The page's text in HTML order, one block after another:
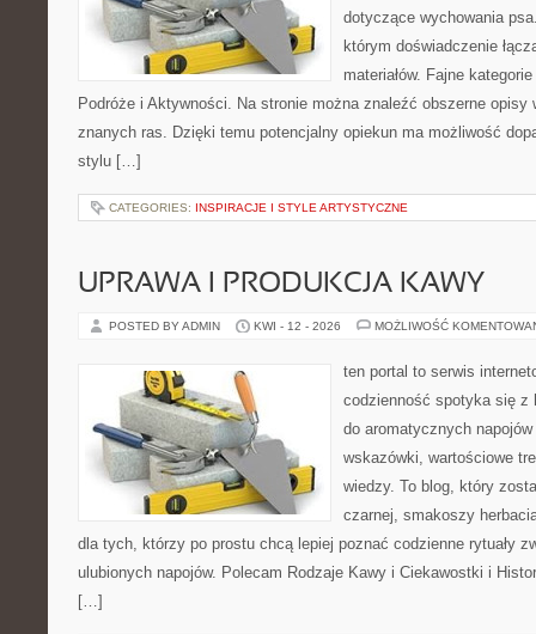
dotyczące wychowania
którym doświadczenie
materiałów. Fajne
Podróże i Aktywności. Na stronie można znaleźć obszerne opisy
znanych ras. Dzięki temu potencjalny opiekun ma możliwość
stylu […]
CATEGORIES: INSPIRACJE I STYLE ARTYSTYCZNE
UPRAWA I PRODUKCJA KAWY
POSTED BY ADMIN KWI - 12 - 2026 MOŻLIWOŚĆ
ten portal to serwis
codzienność spotyka się z
do aromatycznych
wskazówki, wartościowe
wiedzy. To blog, który
czarnej, smakoszy
dla tych, którzy po prostu chcą lepiej poznać codzienne rytuały
ulubionych napojów. Polecam Rodzaje Kawy i Ciekawostki i
[…]